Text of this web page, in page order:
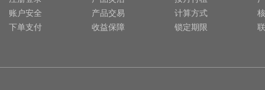
账户安全
下单支付
产品交易
收益保障
计算方式
锁定期限